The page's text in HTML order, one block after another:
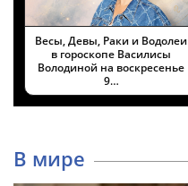
Весы, Девы, Раки и Водолеи
в гороскопе Василисы
Володиной на воскресенье
9…
В мире